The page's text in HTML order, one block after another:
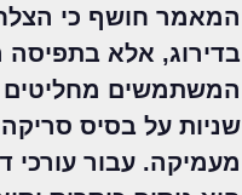
המאמר חושף כי
בדירוג, אלא
שניות על בסיס סריקה
מעמיקה. עבור עורכי